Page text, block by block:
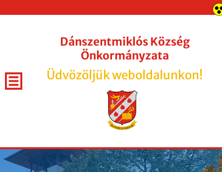
Dánszentmiklós Község
Önkormányzata
Üdvözöljük weboldalunkon!